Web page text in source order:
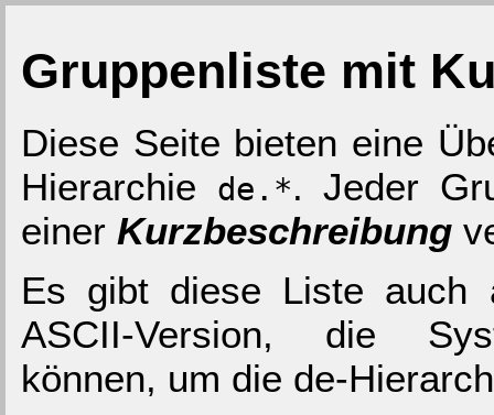
Gruppenliste mit
Diese Seite bieten eine
Hierarchie
de.*. Jeder
einerKurzbeschreibung
Es gibt diese Liste
ASCII-Version, die
können, um die de-